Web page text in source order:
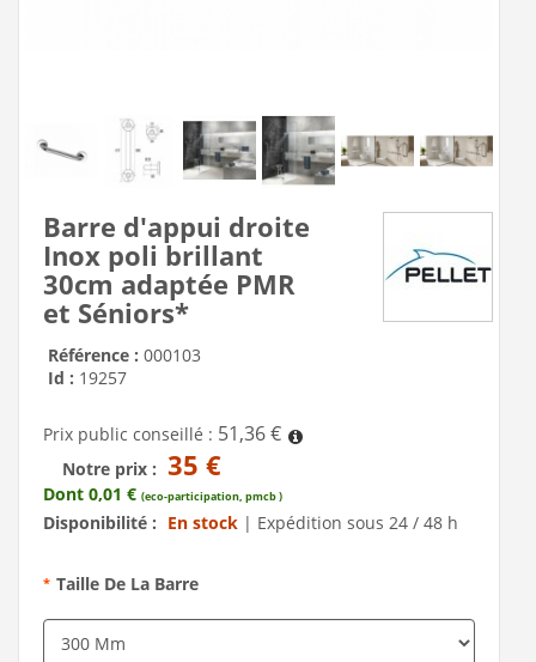
Barre d'appui droite
Inox poli brillant
30cm adaptée PMR
et Séniors*
Référence : 000103
Id : 19257
Prix public conseillé : 51,36 €
Notre prix : 35 €
Dont 0,01 € (eco-participation, pmcb )
Disponibilité : En stock | Expédition sous 24 / 48 h
* Taille De La Barre